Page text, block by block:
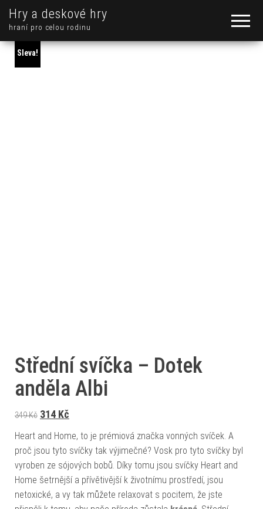
Hry a deskové hry
hraní pro celou rodinu
Sleva!
Střední svíčka – Dotek
anděla Albi
349Kč Původní cena byla: 349 Kč.
314 Kč
Heart and Home, to je prémiová značka vonných svíček. A
proč jsou tyto svíčky tak výjimečné? Vosk pro tyto svíčky byl
vyroben ze sójových bobů. Díky tomu jsou svíčky Heart and
Home šetrnější a přívětivější k životnímu prostředí, jsou
netoxické, a vy tak můžete relaxovat s pocitem, že jste